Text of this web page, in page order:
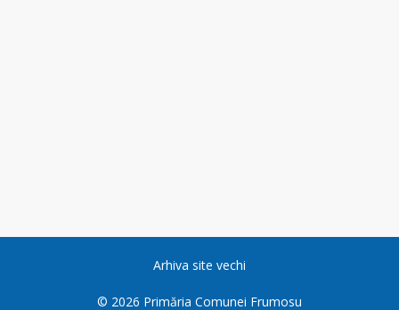
Arhiva site vechi
© 2026 Primăria Comunei Frumosu